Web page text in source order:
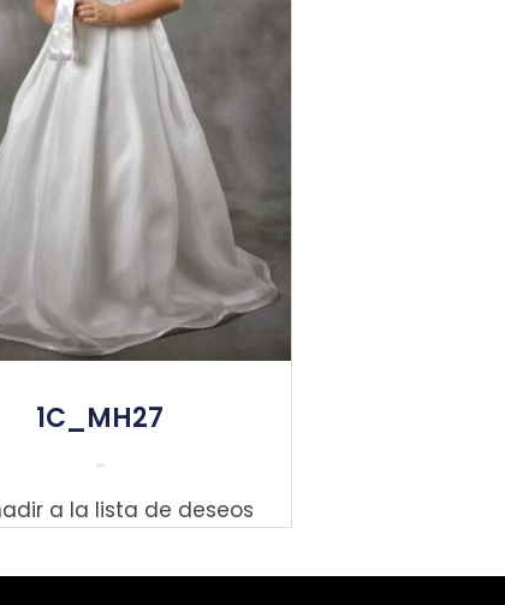
1C_MH27
a la lista de deseos